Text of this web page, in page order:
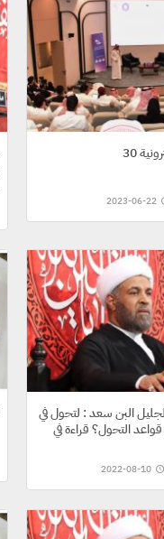
البن سعد : لتحول في
التحول؟ قراءة في